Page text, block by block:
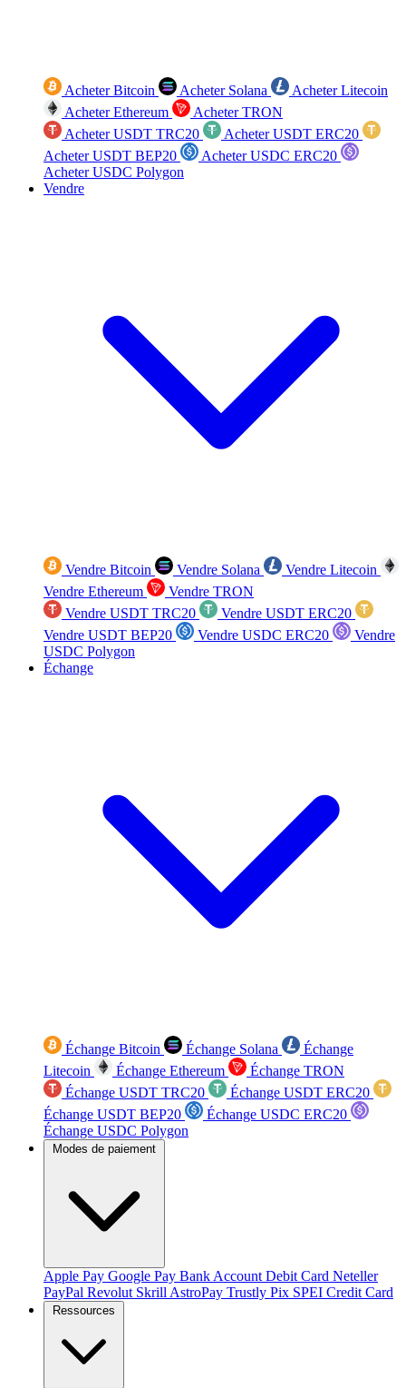
Acheter Bitcoin Acheter Solana
Acheter Litecoin
Acheter Ethereum
Acheter TRON
Acheter USDT TRC20
Acheter USDT ERC20
Acheter USDT BEP20
Acheter USDC ERC20
Acheter USDC Polygon
Vendre
Vendre Bitcoin Vendre Solana
Vendre Litecoin
Vendre Ethereum
Vendre TRON
Vendre USDT TRC20
Vendre USDT ERC20
Vendre USDT BEP20
Vendre USDC ERC20
Vendre
USDC Polygon
Échange
Échange Bitcoin Échange Solana
Échange
Litecoin
Échange Ethereum
Échange TRON
Échange USDT TRC20
Échange USDT ERC20
Échange USDT BEP20
Échange USDC ERC20
Échange USDC Polygon
Modes de paiement
Apple Pay Google Pay Bank Account Debit Card Neteller
PayPal Revolut Skrill AstroPay Trustly Pix SPEI Credit Card
Ressources